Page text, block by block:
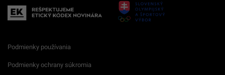
Podmienky používania
Podmienky ochrany súkromia